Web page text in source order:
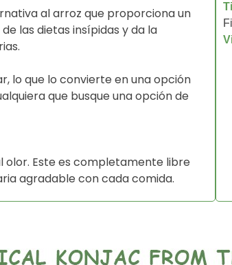
al arroz que proporciona un
las dietas insípidas y da la
lo que lo convierte en una opción
que busque una opción de
Este es completamente libre
agradable con cada comida.